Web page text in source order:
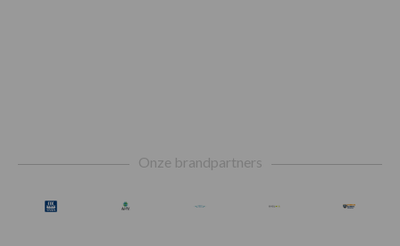
Onze brandpartners